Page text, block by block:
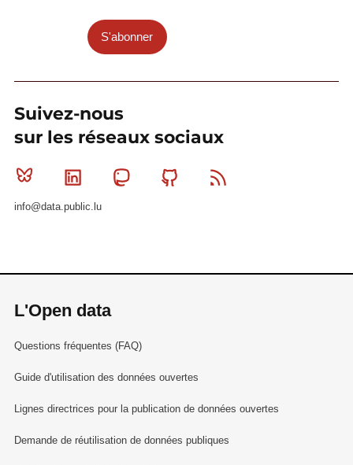
S'abonner
Suivez-nous
sur les réseaux sociaux
Bluesky Linkedin MastodonGithub
info@data.public.lu
L'Open data
Questions fréquentes (FAQ)
Guide d'utilisation des données ouvertes
Lignes directrices pour la publication de données ouvertes
Demande de réutilisation de données publiques